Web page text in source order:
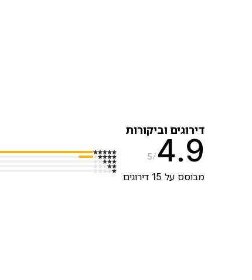
דירוגים וביקורות
4.9
5
מבוסס על 15 דירוגים